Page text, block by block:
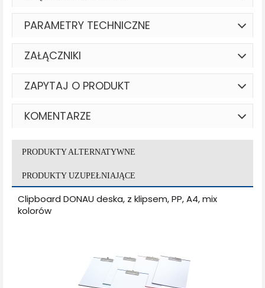
PARAMETRY TECHNICZNE
ZAŁĄCZNIKI
ZAPYTAJ O PRODUKT
KOMENTARZE
PRODUKTY ALTERNATYWNE
PRODUKTY UZUPEŁNIAJĄCE
Clipboard DONAU deska, z klipsem, PP, A4, mix
kolorów